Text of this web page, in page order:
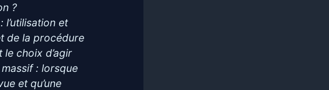
?
l’utilisation et
de la procédure
choix d’agir
: lorsque
et qu’une